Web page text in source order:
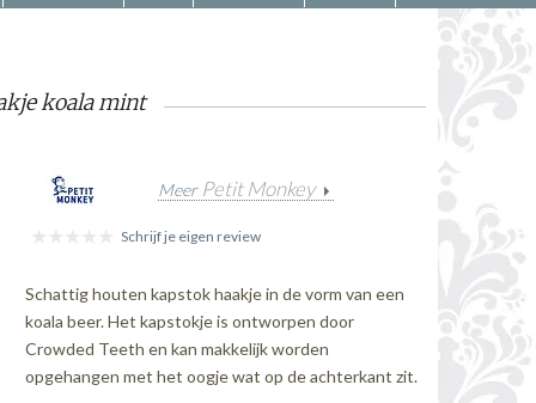
koala mint
Meer Petit Monkey
Schrijf je eigen review
Schattig houten kapstok haakje in de vorm van een
koala beer. Het kapstokje is ontworpen door
Crowded Teeth en kan makkelijk worden
opgehangen met het oogje wat op de achterkant zit.